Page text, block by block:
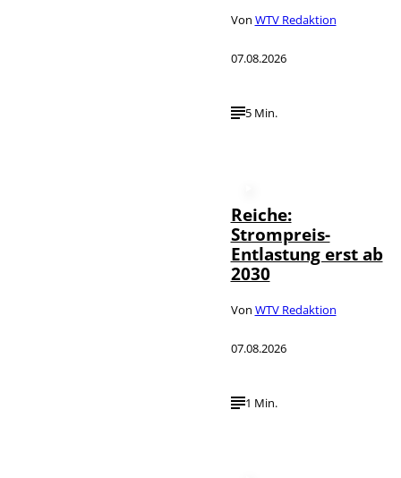
Von WTV Redaktion
07.08.2026
5 Min.
Reiche:
Strompreis-
Entlastung erst ab
2030
Von WTV Redaktion
07.08.2026
1 Min.